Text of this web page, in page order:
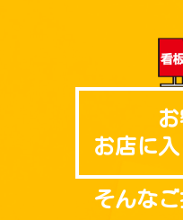
お店に入
そんなご